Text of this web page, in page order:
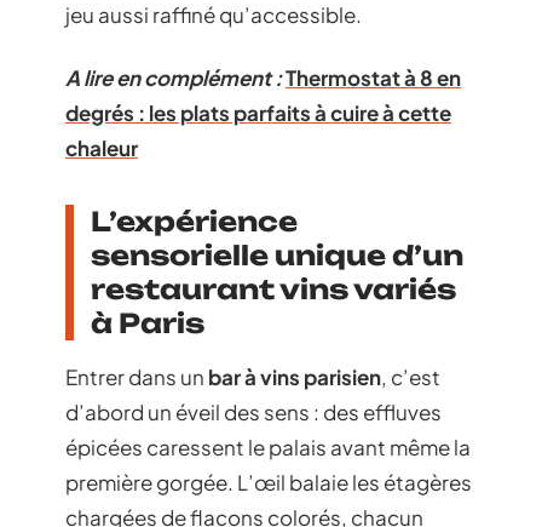
jeu aussi raffiné qu’accessible.
A lire en complément :Thermostat à 8 en
degrés : les plats parfaits à cuire à cette
chaleur
L’expérience
sensorielle unique d’un
restaurant vins variés
à Paris
Entrer dans un bar à vins parisien, c’est
d’abord un éveil des sens : des effluves
épicées caressent le palais avant même la
première gorgée. L’œil balaie les étagères
chargées de flacons colorés, chacun